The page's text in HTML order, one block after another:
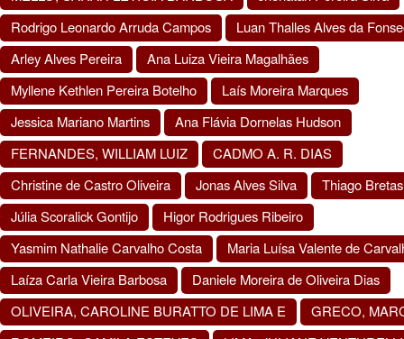
Rodrigo Leonardo Arruda Campos
Luan Thalles Alves da
Arley Alves Pereira
Ana Luiza Vieira Magalhães
Myllene Kethlen Pereira Botelho
Laís Moreira Marques
Jessica Mariano Martins
Ana Flávia Dornelas Hudson
FERNANDES, WILLIAM LUIZ
CADMO A. R. DIAS
Christine de Castro Oliveira
Jonas Alves Silva
Thiago Bretas
Júlia Scoralick Gontijo
Higor Rodrigues Ribeiro
Yasmim Nathalie Carvalho Costa
Maria Luísa Valente de
Laíza Carla Vieira Barbosa
Daniele Moreira de Oliveira Dias
OLIVEIRA, CAROLINE BURATTO DE LIMA E
GRECO,